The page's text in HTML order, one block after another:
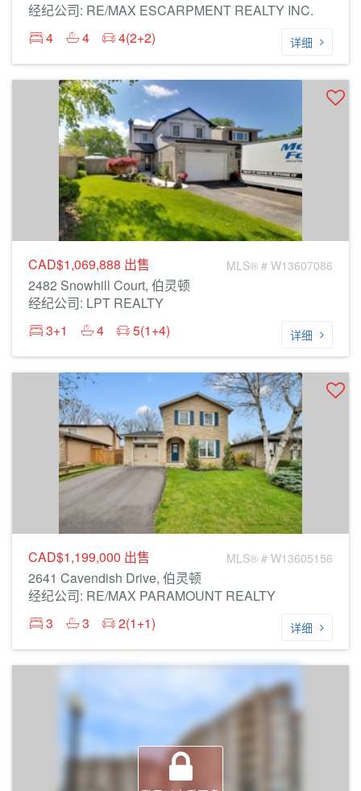
经纪公司: RE/MAX ESCARPMENT REALTY INC.
4
4 4(2+2) 详细
CAD$1,069,888 出售 MLS® # W13607086
2482 Snowhill Court, 伯灵顿
经纪公司: LPT REALTY
3+1
4 5(1+4) 详细
CAD$1,199,000 出售 MLS® # W13605156
2641 Cavendish Drive, 伯灵顿
经纪公司: RE/MAX PARAMOUNT REALTY
3
3 2(1+1) 详细